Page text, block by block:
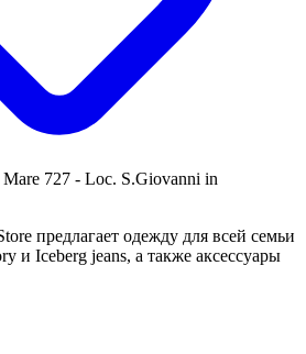
727 - Loc. S.Giovanni in
предлагает одежду для всей семьи
и Iceberg jeans, а также аксессуары